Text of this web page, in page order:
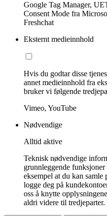
Google Tag Manager,
Consent Mode fra
Freshchat
Eksternt medieinnhold
Hvis du godtar disse
annet medieinnhold fra
bruker vi følgende
Vimeo, YouTube
Nødvendige
Alltid aktive
Teknisk nødvendige
grunnleggende
eksempel at du kan
logge deg på
oss å knytte
aldri videre til tredjeparter.